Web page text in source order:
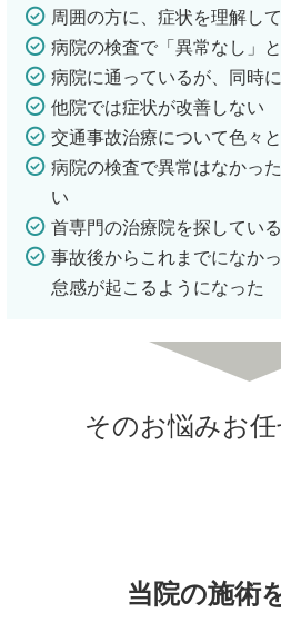
周囲の方に、症状を理解し
病院の検査で「異常なし」
病院に通っているが、同時
他院では症状が改善しない
交通事故治療について色々
病院の検査で異常はなかっ
い
首専門の治療院を探している
事故後からこれまでになか
怠感が起こるようになった
そのお悩みお任
当院の施術